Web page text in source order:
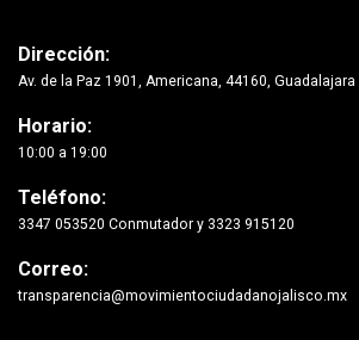
Dirección:
Av. de la Paz 1901, Americana, 44160, Guadalajara
Horario:
10:00 a 19:00
Teléfono:
3347 053520 Conmutador y 3323 915120
Correo:
transparencia@movimientociudadanojalisco.mx